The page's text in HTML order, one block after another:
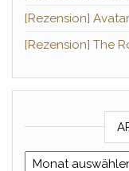
[Rezension]
[Rezension] The
Archiv Monat/